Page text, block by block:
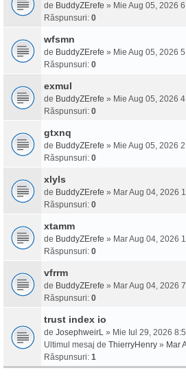
de BuddyZErefe » Mie Aug 05, 2026
Răspunsuri: 0
wfsmn
de BuddyZErefe » Mie Aug 05, 2026
Răspunsuri: 0
exmul
de BuddyZErefe » Mie Aug 05, 2026
Răspunsuri: 0
gtxnq
de BuddyZErefe » Mie Aug 05, 2026
Răspunsuri: 0
xlyls
de BuddyZErefe » Mar Aug 04, 2026
Răspunsuri: 0
xtamm
de BuddyZErefe » Mar Aug 04, 2026
Răspunsuri: 0
vfrrm
de BuddyZErefe » Mar Aug 04, 2026
Răspunsuri: 0
trust index io
de JosephweirL » Mie Iul 29, 2026
Ultimul mesaj de ThierryHenry » Mar
Răspunsuri: 1